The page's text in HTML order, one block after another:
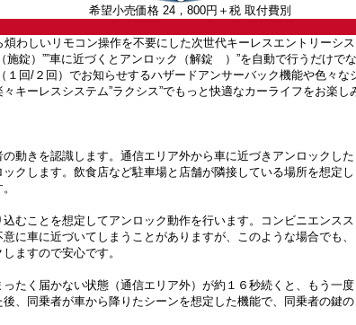
希望小売価格 24，800円＋税 取付費別
わしいリモコン操作を不要にした次世代キーレスエントリーシス
施錠）””車に近づくとアンロック（解錠 ）”を自動で行うだけでな
回/２回）でお知らせするハザードアンサーバック機能や色々な
キーレスシステム”ラクシス”でもっと快適なカーライフをお楽し
動きを認識します。通信エリア外から車に近づきアンロックした
クします。飲食店など駐車場と店舗が隣接している場所を想定し
むことを想定してアンロック動作を行います。コンビニエンスス
に車に近づいてしまうことがありますが、このような場合でも、
ますので安心です。
たく届かない状態（通信エリア外）が約１６秒続くと、もう一度
、同乗者が車から降りたシーンを想定した機能で、同乗者の鍵の